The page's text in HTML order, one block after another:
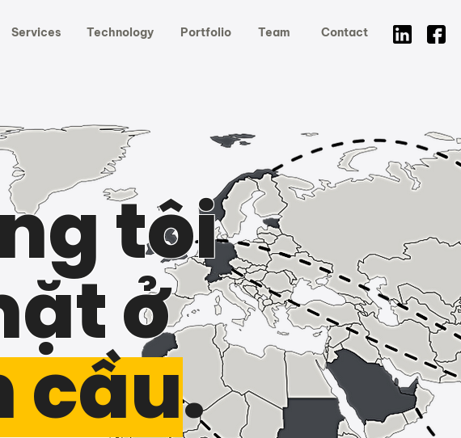
Services Technology Portfolio Team Contact
tôi
ở
cầu.